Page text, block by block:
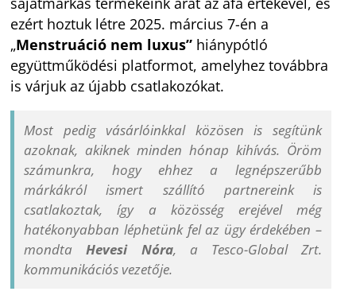
ezért hoztuk létre 2025. március 7-én a
„Menstruáció nem luxus” hiánypótló
együttműködési platformot, amelyhez továbbra
is várjuk az újabb csatlakozókat.
Most pedig vásárlóinkkal közösen is segítünk
azoknak, akiknek minden hónap kihívás. Öröm
számunkra, hogy ehhez a legnépszerűbb
márkákról ismert szállító partnereink is
csatlakoztak, így a közösség erejével még
hatékonyabban léphetünk fel az ügy érdekében –
mondtaHevesi Nóra, a Tesco-Global Zrt.
kommunikációs vezetője.